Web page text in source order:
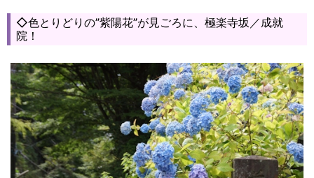
◇色とりどりの”紫陽花”が見ごろに、極楽寺坂／成就
院！